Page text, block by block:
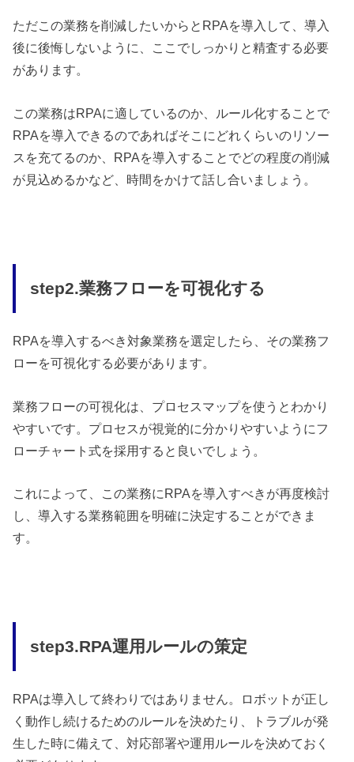
ただこの業務を削減したいからとRPAを導入して、導入
後に後悔しないように、ここでしっかりと精査する必要
があります。
この業務はRPAに適しているのか、ルール化することで
RPAを導入できるのであればそこにどれくらいのリソー
スを充てるのか、RPAを導入することでどの程度の削減
が見込めるかなど、時間をかけて話し合いましょう。
step2.業務フローを可視化する
RPAを導入するべき対象業務を選定したら、その業務フ
ローを可視化する必要があります。
業務フローの可視化は、プロセスマップを使うとわかり
やすいです。プロセスが視覚的に分かりやすいようにフ
ローチャート式を採用すると良いでしょう。
これによって、この業務にRPAを導入すべきが再度検討
し、導入する業務範囲を明確に決定することができま
す。
step3.RPA運用ルールの策定
RPAは導入して終わりではありません。ロボットが正し
く動作し続けるためのルールを決めたり、トラブルが発
生した時に備えて、対応部署や運用ルールを決めておく